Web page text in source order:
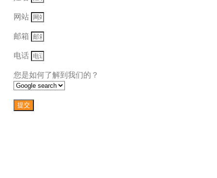
网站
邮箱
电话
您是如何了解到我们的？
提交